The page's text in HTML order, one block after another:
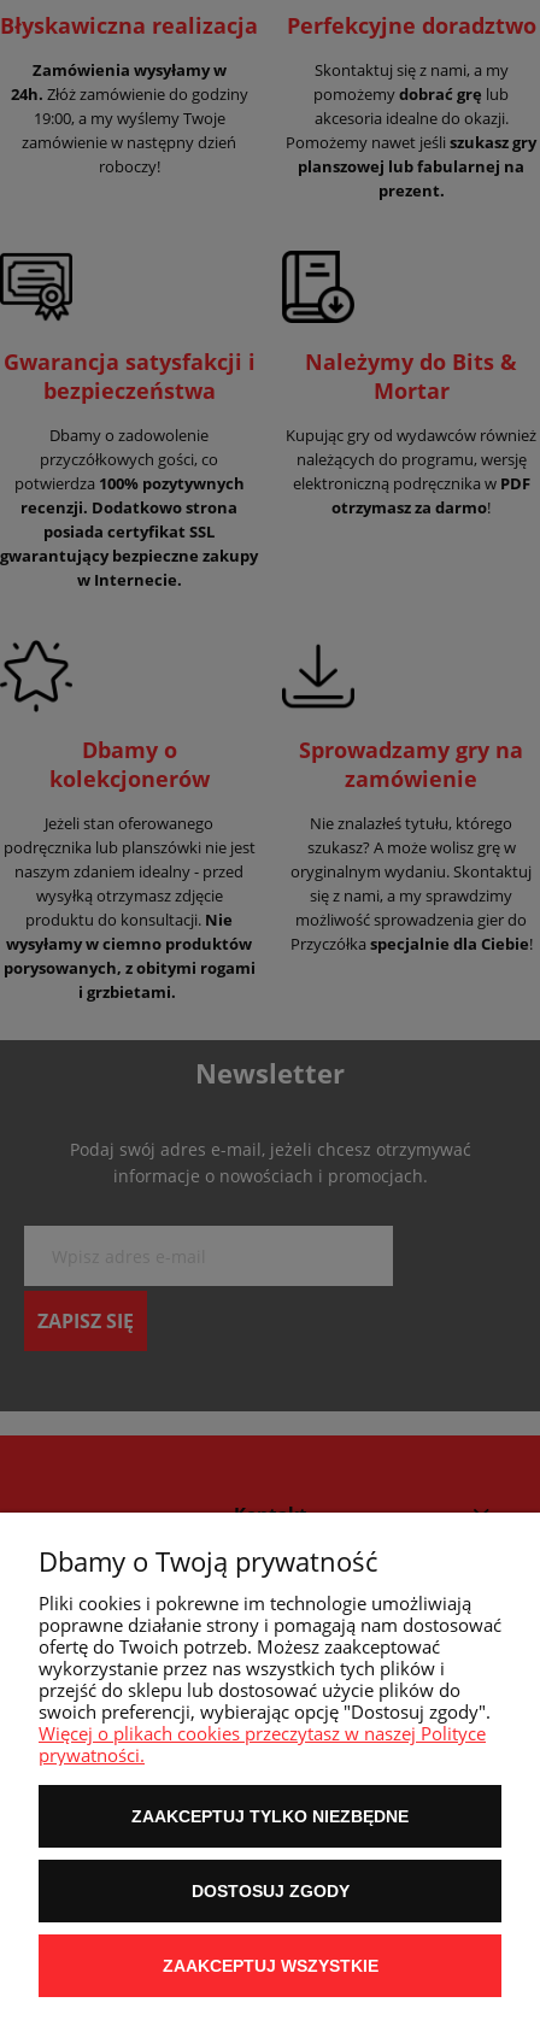
Błyskawiczna realizacja
Zamówienia wysyłamy w
24h. Złóż zamówienie do godziny
19:00, a my wyślemy Twoje
zamówienie w następny dzień
roboczy!
Perfekcyjne doradztwo
Skontaktuj się z nami, a my
pomożemydobrać grę lub
akcesoria idealne do okazji.
Pomożemy nawet jeśli szukasz gry
planszowej lub fabularnej na
prezent.
Gwarancja satysfakcji i
bezpieczeństwa
Dbamy o zadowolenie
przyczółkowych gości, co
potwierdza 100% pozytywnych
recenzji. Dodatkowo strona
posiada certyfikat SSL
gwarantujący bezpieczne zakupy
w Internecie.
Należymy do Bits &
Mortar
Kupując gry od wydawców również
należących do programu, wersję
elektroniczną podręcznika w PDF
otrzymasz za darmo!
Dbamy o
kolekcjonerów
Jeżeli stan oferowanego
podręcznika lub planszówki nie jest
naszym zdaniem idealny - przed
wysyłką otrzymasz zdjęcie
produktu do konsultacji. Nie
wysyłamy w ciemno produktów
porysowanych, z obitymi rogami
i grzbietami.
Sprowadzamy gry na
zamówienie
Nie znalazłeś tytułu, którego
szukasz? A może wolisz grę w
oryginalnym wydaniu. Skontaktuj
się z nami, a my sprawdzimy
możliwość sprowadzenia gier do
Przyczółka specjalnie dla Ciebie!
Newsletter
Podaj swój adres e-mail, jeżeli chcesz otrzymywać
informacje o nowościach i promocjach.
ZAPISZ SIĘ
Strefa klienta
Przyczółek
Przydatne linki
Kontakt
POKAŻ PEŁNĄ WERSJĘ STRONY
NASZE ODZNAKI
wyróżnienia są przyznawane przez
Dbamy o Twoją prywatność
Pliki cookies i pokrewne im technologie umożliwiają
poprawne działanie strony i pomagają nam dostosować
ofertę do Twoich potrzeb. Możesz zaakceptować
wykorzystanie przez nas wszystkich tych plików i
przejść do sklepu lub dostosować użycie plików do
swoich preferencji, wybierając opcję "Dostosuj zgody".
Więcej o plikach cookies przeczytasz w naszej Polityce
prywatności.
ZAAKCEPTUJ TYLKO NIEZBĘDNE
DOSTOSUJ ZGODY
ZAAKCEPTUJ WSZYSTKIE